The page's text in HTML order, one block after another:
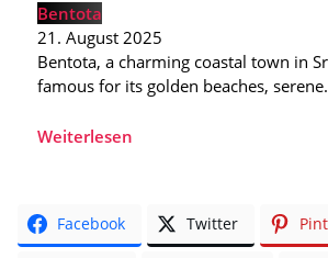
Bentota
21. August 2025
Bentota, a charming coastal town in
famous for its golden beaches,
Weiterlesen
Facebook Twitter